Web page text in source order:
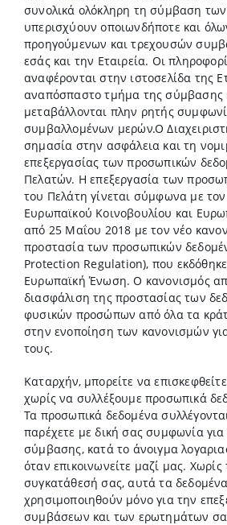
συνολικά ολόκληρη τη σύμβαση
υπερισχύουν οποιωνδήποτε και
προηγούμενων και τρεχουσών
εσάς και την Εταιρεία. Οι
αναφέρονται στην ιστοσελίδα της
αναπόσπαστο τμήμα της σύμβασης
μεταβάλλονται πλην ρητής
συμβαλλομένων μερών.Ο
σημασία στην ασφάλεια και τη
επεξεργασίας των προσωπικών
Πελατών. Η επεξεργασία των
του Πελάτη γίνεται σύμφωνα με
Ευρωπαϊκού Κοινοβουλίου και
από 25 Μαΐου 2018 με τον νέο
προστασία των προσωπικών
Protection Regulation), που
Ευρωπαϊκή Ένωση. Ο κανονισμός
διασφάλιση της προστασίας των
φυσικών προσώπων από όλα τα
στην ενοποίηση των κανονισμών
τους.
Καταρχήν, μπορείτε να
χωρίς να συλλέξουμε προσωπικά
Τα προσωπικά δεδομένα
παρέχετε με δική σας συμφωνία για
σύμβασης, κατά το άνοιγμα
όταν επικοινωνείτε μαζί μας. Χωρίς
συγκατάθεσή σας, αυτά τα
χρησιμοποιηθούν μόνο για την
συμβάσεων και των ερωτημάτων